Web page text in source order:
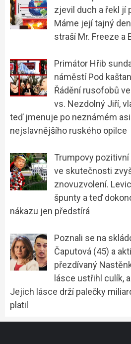
zjevil duch a řekl jí
Máme její tajný
straší Mr. Freeze a
Primátor Hřib
náměstí Pod
Řádění rusofobů
vs. Nezdolný Jiří,
teď jmenuje po neznámém
nejslavnějšího ruského opilce
Trumpovy
ve skutečnosti
znovuzvolení.
špunty a teď
nákazu jen předstírá
Poznali se na
Čaputová (45) a
přezdívaný
lásce ustřihl culík,
Jejich lásce drží palečky
platil